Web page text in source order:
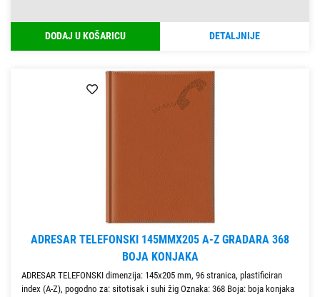
DODAJ U KOŠARICU DETALJNIJE
ADRESAR TELEFONSKI 145MMX205 A-Z GRADARA 368
BOJA KONJAKA
ADRESAR TELEFONSKI dimenzija: 145x205 mm, 96 stranica, plastificiran
index (A-Z), pogodno za: sitotisak i suhi žig Oznaka: 368 Boja: boja konjaka